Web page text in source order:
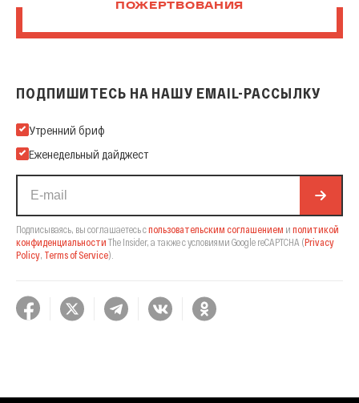
ПОЖЕРТВОВАНИЯ
ПОДПИШИТЕСЬ НА НАШУ EMAIL-РАССЫЛКУ
Подпишитесь на нашу Email-рассылку
Утренний бриф
Еженедельный дайджест
Подписываясь, вы соглашаетесь спользовательским соглашением и политикой
конфиденциальности The Insider, а также с условиями Google reCAPTCHA (Privacy
Policy Terms of Service).